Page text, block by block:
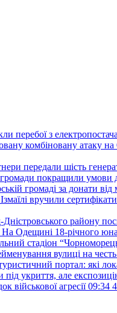
перебої з
комбіновану
передали шість
покращили умови
громаді за донати
вручили
району
На Одещині 18-річного
стадіон
вулиці на
портал: які
укриття, але
військової агресії 09:34